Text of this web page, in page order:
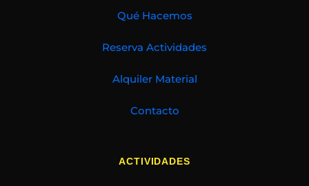
Qué Hacemos
Reserva Actividades
Alquiler Material
Contacto
ACTIVIDADES